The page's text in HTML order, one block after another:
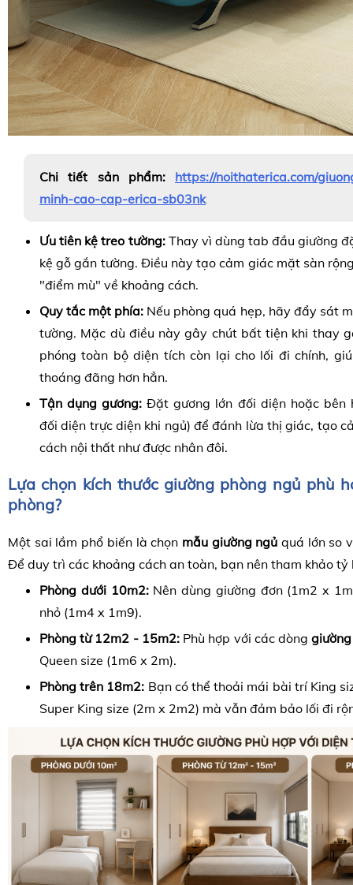
Chi tiết sản phẩm: https://noithaterica.com/
minh-cao-cap-erica-sb03nk
Ưu tiên kệ treo tường:Thay vì dùng tab đầu giường
kệ gỗ gắn tường. Điều này tạo cảm giác mặt sàn
"điểm mù" về khoảng cách.
Quy tắc một phía: Nếu phòng quá hẹp, hãy đẩy sát
tường. Mặc dù điều này gây chút bất tiện khi thay
phóng toàn bộ diện tích còn lại cho lối đi chính,
thoáng đãng hơn hẳn.
Tận dụng gương: Đặt gương lớn đối diện hoặc bên
đối diện trực diện khi ngủ) để đánh lừa thị giác, tạo
cách nội thất như được nhân đôi.
Lựa chọn kích thước giường phòng ngủ phù
phòng?
Một sai lầm phổ biến là chọn mẫu giường ngủ quá lớn so
Để duy trì các khoảng cách an toàn, bạn nên tham khảo tỷ
Phòng dưới 10m2:Nên dùng giường đơn (1m2 x
nhỏ (1m4 x 1m9).
Phòng từ 12m2 - 15m2:Phù hợp với các dòng
Queen size (1m6 x 2m).
Phòng trên 18m2: Bạn có thể thoải mái bài trí King
Super King size (2m x 2m2) mà vẫn đảm bảo lối đi